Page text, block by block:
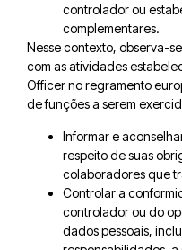
controlador ou
complementares.
Nesse contexto, observa-
com as atividades
Officer no regramento
de funções a serem
Informar e
respeito de suas
colaboradores que
Controlar a
controlador ou do
dados pessoais,